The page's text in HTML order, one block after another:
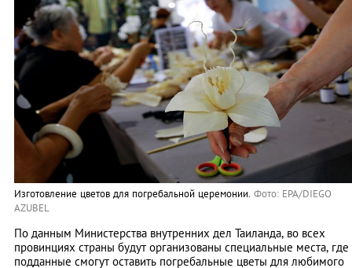
Изготовление цветов для погребальной церемонии. Фото: EPA/DIEGO
AZUBEL
По данным Министерства внутренних дел Таиланда, во всех
провинциях страны будут организованы специальные места, где
подданные смогут оставить погребальные цветы для любимого